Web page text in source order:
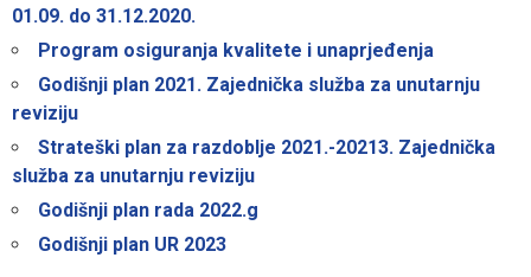
01.09. do 31.12.2020.
Program osiguranja kvalitete i unaprjeđenja
Godišnji plan 2021. Zajednička služba za unutarnju
reviziju
Strateški plan za razdoblje 2021.-20213. Zajednička
služba za unutarnju reviziju
Godišnji plan rada 2022.g
Godišnji plan UR 2023